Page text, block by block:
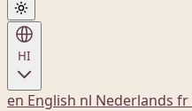
HI
en English nl Nederlands fr